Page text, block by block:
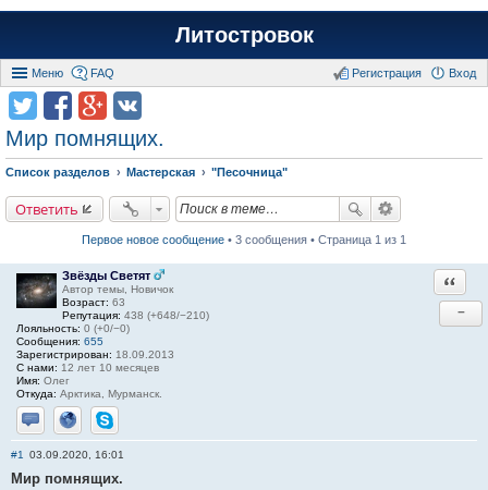
Литостровок
Меню FAQ Вход
Регистрация
Мир помнящих.
Список разделов Мастерская "Песочница"
Ответить
Первое новое сообщение • 3 сообщения • Страница 1 из 1
Звёзды Светят
Автор темы, Новичок
Возраст: 63
Репутация: 438 (+648/−210)
Лояльность: 0 (+0/−0)
Сообщения: 655
Зарегистрирован: 18.09.2013
С нами: 12 лет 10 месяцев
Имя: Олег
Откуда: Арктика, Мурманск.
Отправить личное сообщение
СайтSkype
−
#1 03.09.2020, 16:01
Мир помнящих.